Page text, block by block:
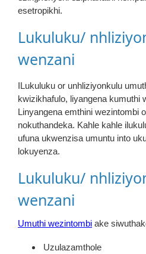
esetropikhi.
Lukuluku/
wenzani
ILukuluku or unhliziyonkulu
kwizikhafulo, liyangena kumuthi
Linyangena emthini wezintombi
nokuthandeka. Kahle kahle
ufuna ukwenzisa umuntu into
lokuyenza.
Lukuluku/
wenzani
Umuthi wezintombi ake
Uzulazamthole